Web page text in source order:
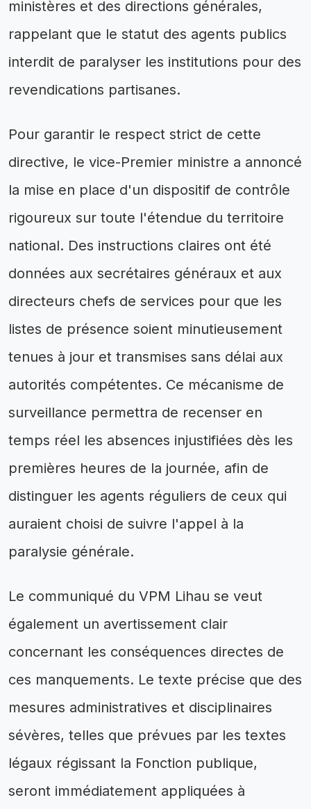
ministères et des directions générales,
rappelant que le statut des agents publics
interdit de paralyser les institutions pour des
revendications partisanes.
Pour garantir le respect strict de cette
directive, le vice-Premier ministre a annoncé
la mise en place d'un dispositif de contrôle
rigoureux sur toute l'étendue du territoire
national. Des instructions claires ont été
données aux secrétaires généraux et aux
directeurs chefs de services pour que les
listes de présence soient minutieusement
tenues à jour et transmises sans délai aux
autorités compétentes. Ce mécanisme de
surveillance permettra de recenser en
temps réel les absences injustifiées dès les
premières heures de la journée, afin de
distinguer les agents réguliers de ceux qui
auraient choisi de suivre l'appel à la
paralysie générale.
Le communiqué du VPM Lihau se veut
également un avertissement clair
concernant les conséquences directes de
ces manquements. Le texte précise que des
mesures administratives et disciplinaires
sévères, telles que prévues par les textes
légaux régissant la Fonction publique,
seront immédiatement appliquées à